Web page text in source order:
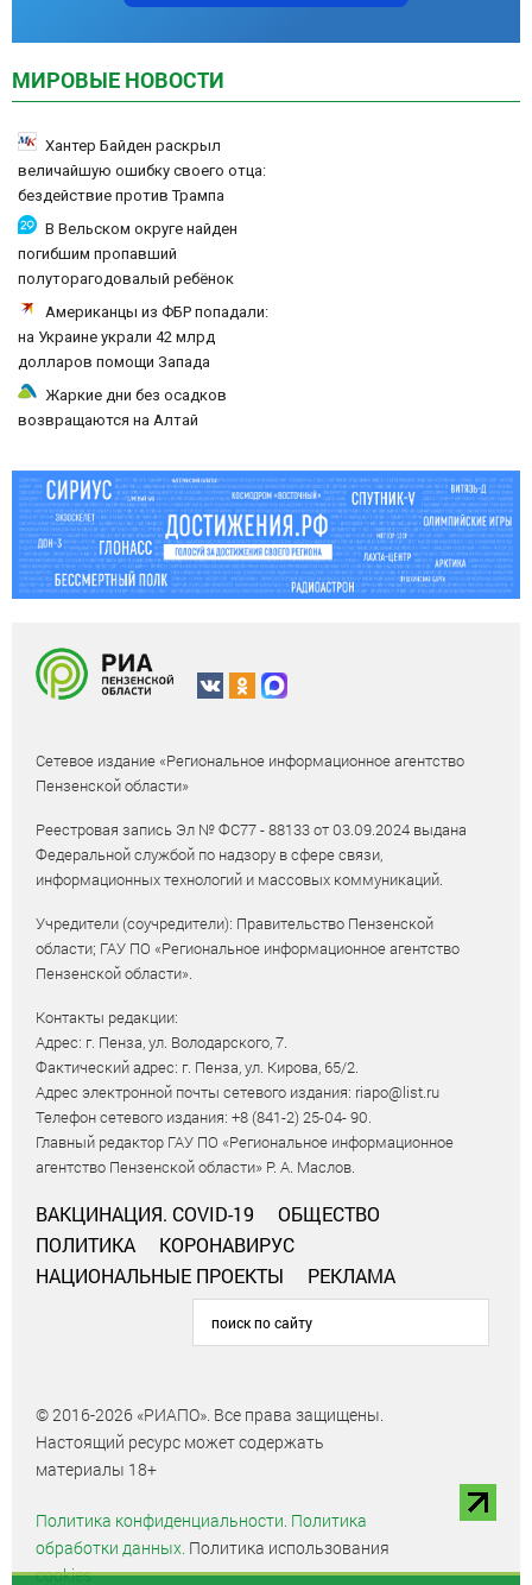
МИРОВЫЕ НОВОСТИ
Хантер Байден раскрыл
величайшую ошибку своего отца:
бездействие против Трампа
В Вельском округе найден
погибшим пропавший
полуторагодовалый ребёнок
Американцы из ФБР попадали:
на Украине украли 42 млрд
долларов помощи Запада
Жаркие дни без осадков
возвращаются на Алтай
Сетевое издание «Региональное информационное агентство
Пензенской области»
Реестровая запись Эл № ФС77 - 88133 от 03.09.2024 выдана
Федеральной службой по надзору в сфере связи,
информационных технологий и массовых коммуникаций.
Учредители (соучредители): Правительство Пензенской
области; ГАУ ПО «Региональное информационное агентство
Пензенской области».
Контакты редакции:
Адрес: г. Пенза, ул. Володарского, 7.
Фактический адрес: г. Пенза, ул. Кирова, 65/2.
Адрес электронной почты сетевого издания: riapo@list.ru
Телефон сетевого издания: +8 (841-2) 25-04- 90.
Главный редактор ГАУ ПО «Региональное информационное
агентство Пензенской области» Р. А. Маслов.
ВАКЦИНАЦИЯ. COVID-19
ОБЩЕСТВО
ПОЛИТИКА
КОРОНАВИРУС
НАЦИОНАЛЬНЫЕ ПРОЕКТЫ
РЕКЛАМА
© 2016-2026 «РИАПО». Все права защищены.
Настоящий ресурс может содержать
материалы 18+
Политика конфиденциальности. Политика
обработки данных. Политика использования
cookies